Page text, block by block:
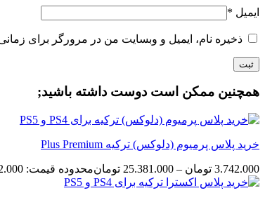
ایمیل *
ذخیره نام، ایمیل و وبسایت من در مرورگر برای
همچنین ممکن است دوست داشته باشید;
خرید پلاس پرمیوم (دلوکس) ترکیه Plus Premium
3.742.000 تومان –
25.381.000 تومانمحدوده قیمت: 3.742.000 تومان تا 25.381.000 تومان